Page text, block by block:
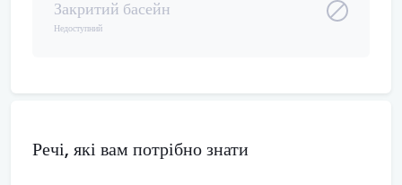
Закритий басейн
Недоступний
Речі, які вам потрібно знати